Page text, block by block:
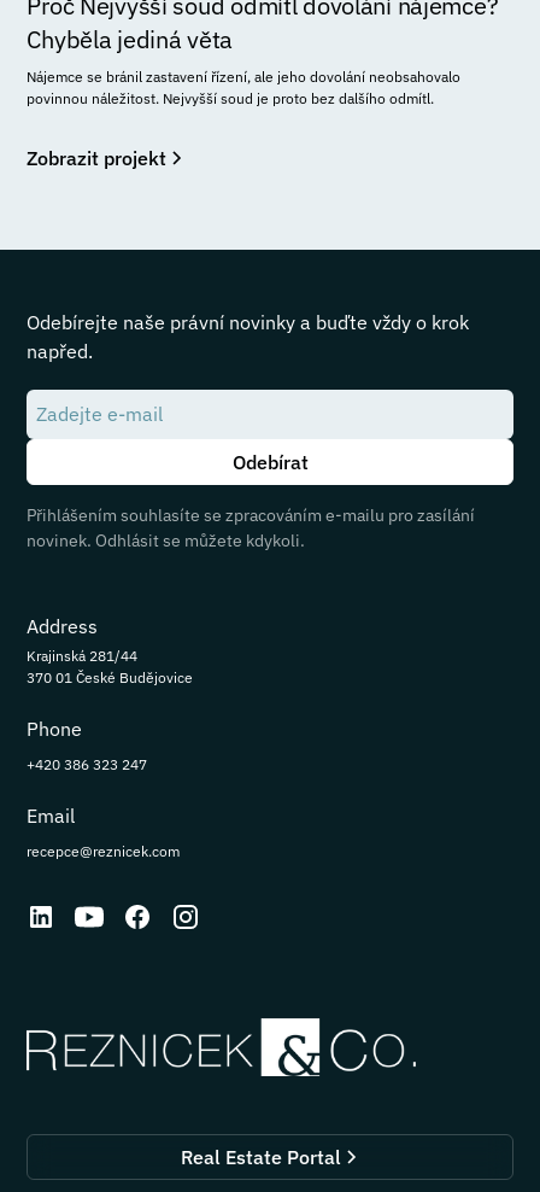
Chyběla jediná věta
Nájemce se bránil zastavení řízení, ale jeho dovolání neobsahovalo
povinnou náležitost. Nejvyšší soud je proto bez dalšího odmítl.
Zobrazit projekt
Odebírejte naše právní novinky a buďte vždy o krok
napřed.
Přihlášením souhlasíte se zpracováním e-mailu pro zasílání
novinek. Odhlásit se můžete kdykoli.
Address
Krajinská 281/44
370 01 České Budějovice
Phone
+420 386 323 247
Email
recepce@reznicek.com
Real Estate Portal